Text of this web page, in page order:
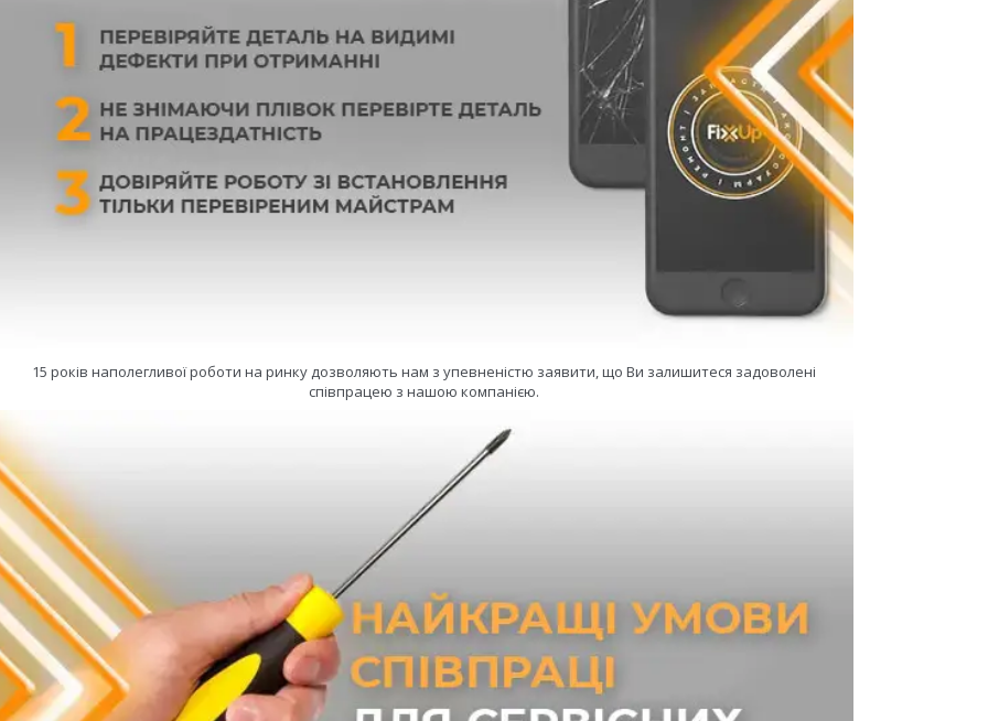
15 років наполегливої роботи на ринку дозволяють нам з упевненістю заявити, що Ви залишитеся задоволені
співпрацею з нашою компанією.